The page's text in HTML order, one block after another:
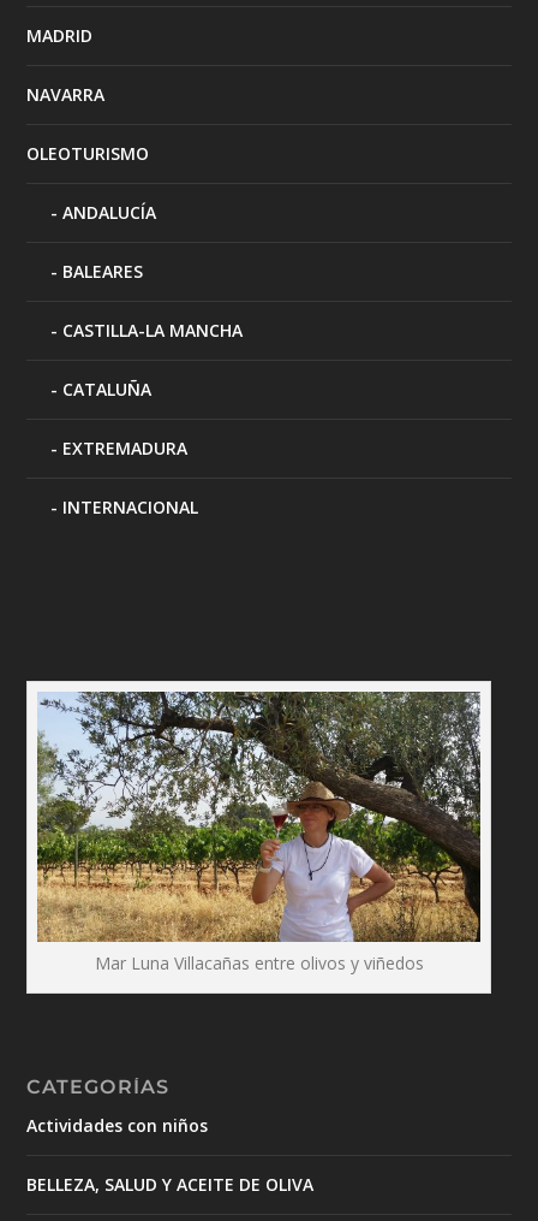
MADRID
NAVARRA
OLEOTURISMO
ANDALUCÍA
BALEARES
CASTILLA-LA MANCHA
CATALUÑA
EXTREMADURA
INTERNACIONAL
Mar Luna Villacañas entre olivos y viñedos
CATEGORÍAS
Actividades con niños
BELLEZA, SALUD Y ACEITE DE OLIVA